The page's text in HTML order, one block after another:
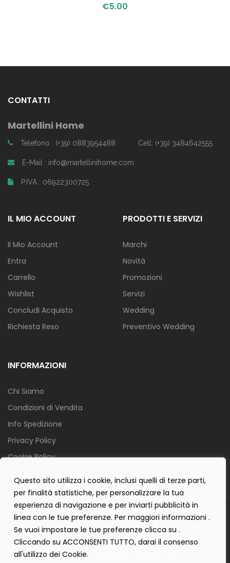
Questo sito utilizza i cookie, inclusi quelli di terze parti,
per finalità statistiche, per personalizzare la tua
esperienza di navigazione e per inviarti pubblicità in
linea con le tue preferenze. Per maggiori informazioni .
Se vuoi impostare le tue preferenze clicca su .
Cliccando su ACCONSENTI TUTTO, darai il consenso
all'utilizzo dei Cookie.
€5.00
CONTATTI
Martellini Home
Telefono : (+39) 0883954488 Cell: (+39) 3484642555
E-Mail : info@martellinihome.com
P.IVA : 06922300725
IL MIO ACCOUNT
Il Mio Account
Entra
Carrello
Wishlist
Concludi Acquisto
Richiesta Reso
PRODOTTI E SERVIZI
Marchi
Novità
Promozioni
Servizi
Wedding
Preventivo Wedding
INFORMAZIONI
Chi Siamo
Condizioni di Vendita
Info Spedizione
Privacy Policy
Cookie Policy
Copyright 2019 © Tecnostudio di Martellini Nicoletta
Powered with